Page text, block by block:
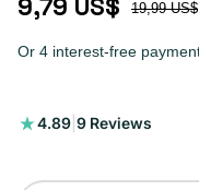
Precio de oferta
9,79 US$
Precio habitual19,99 US$
4.89 9 Reviews
9